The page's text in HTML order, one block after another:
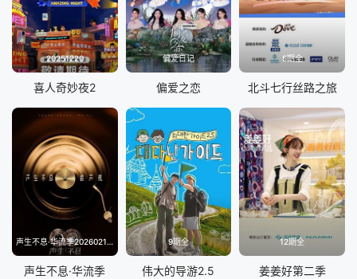
20251220
喜人奇妙夜2
偏爱日记
偏爱之恋
5期全
北斗七行丝路之旅
声生不息·华流季20260214(典藏版)
声生不息·华流季
9期全
伟大的导游2.5
12期全
姜姜好第二季